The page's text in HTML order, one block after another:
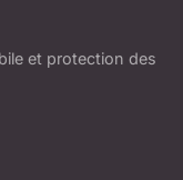
et protection des